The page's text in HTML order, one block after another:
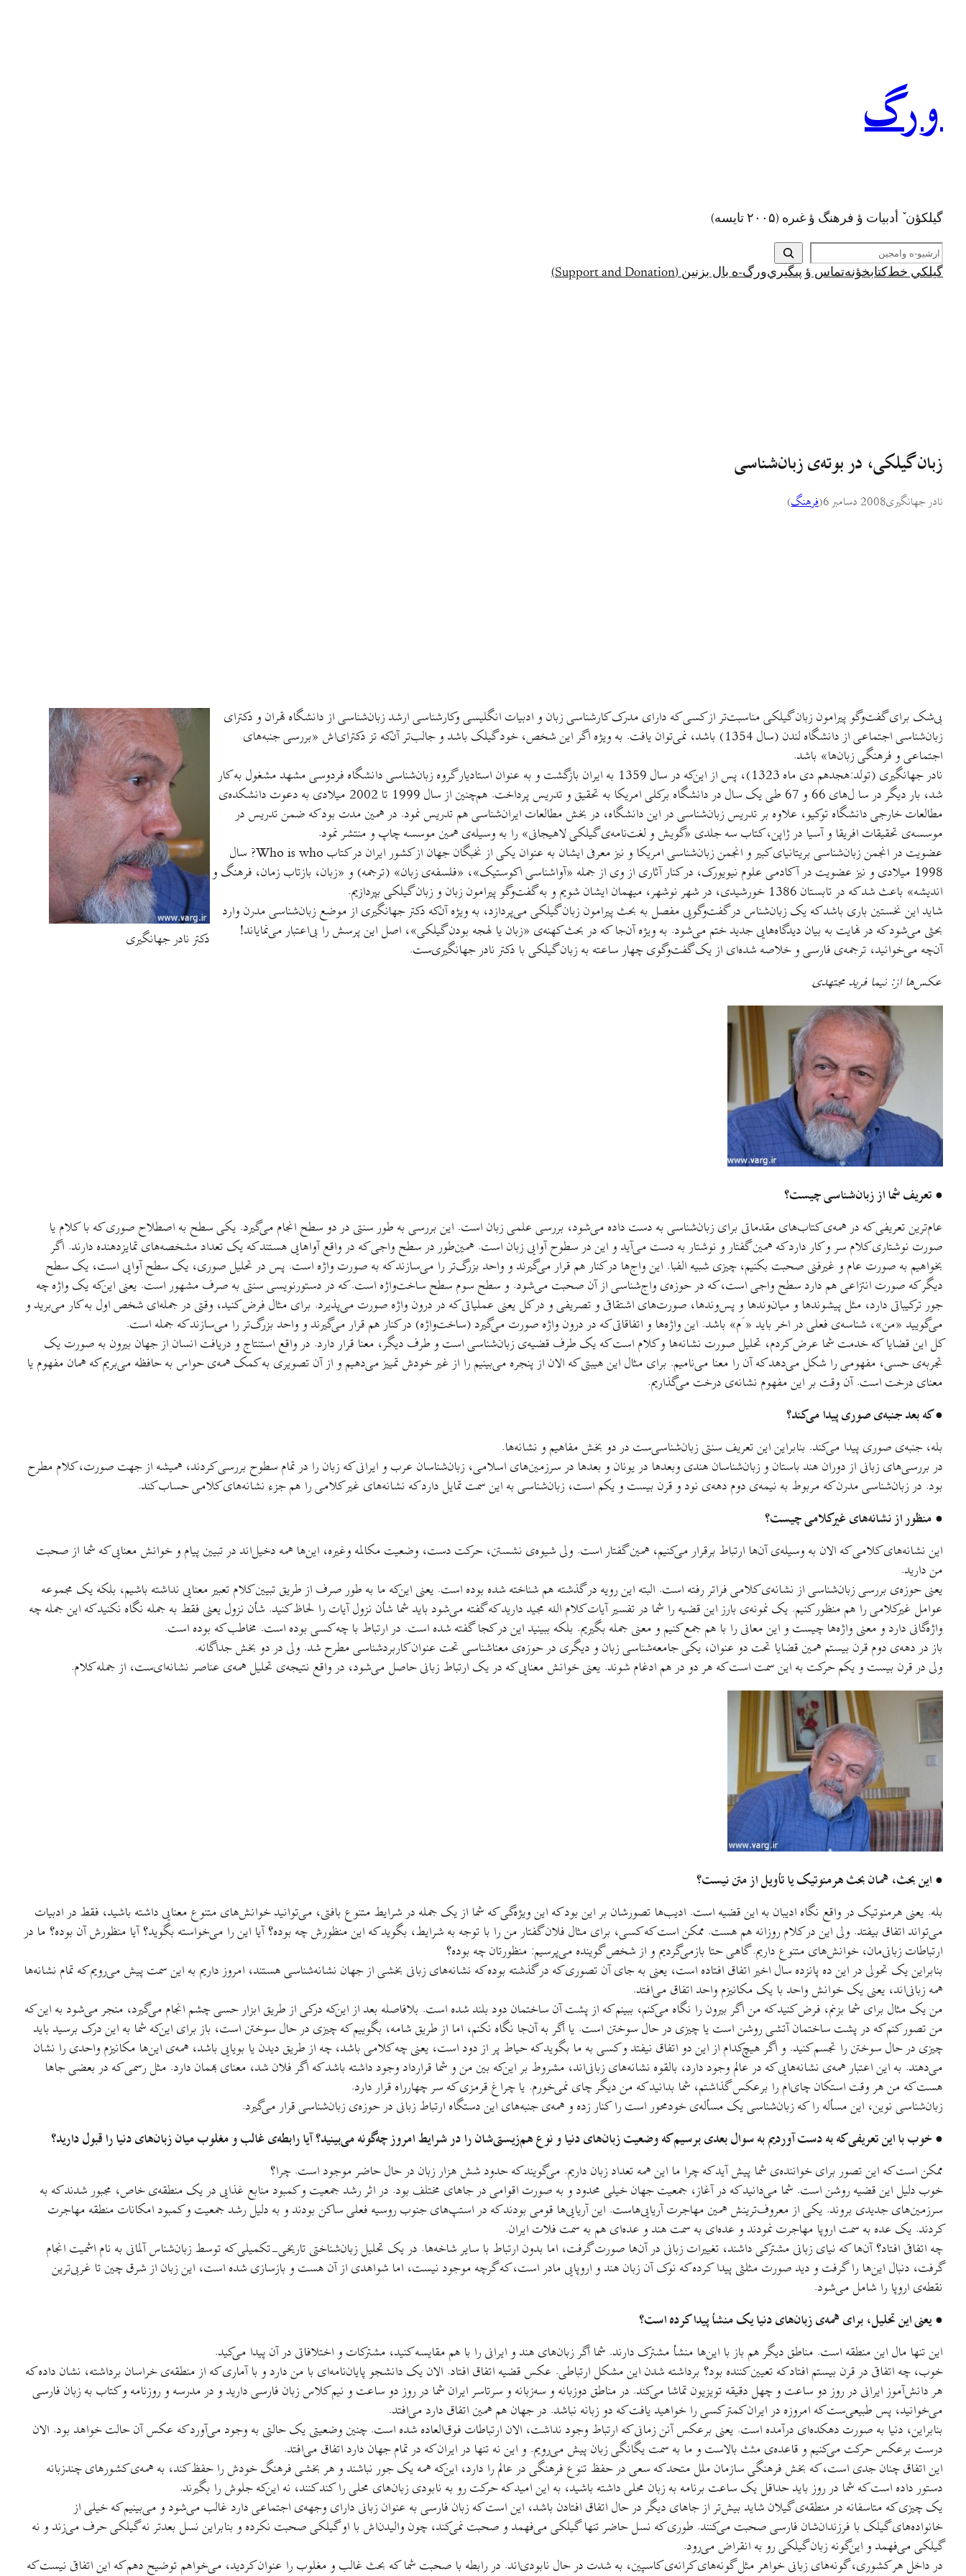
ورگ
گيلکؤن ٚ أدبیات ؤ فرهنگ ؤ غىره (۲۰۰۵ تايسه)
ج
س
تگيلکي خط کتابخؤنهتماس ؤ پىگيريورگ-ه بال بزنين (Support and Donation)
زبان گيلکی، در بوته‌ی زبان‌شناسی
نادر جهانگیری2008 دسامبر 6 (فرهنگ)
دکتر نادر جهانگیری
بی‌شک برای گفت‌وگو پيرامون زبان گيلکی مناسبت‌تر از کسی که دارای مدرک کارشناسی زبان و ادبيات انگليسی وکارشناسی ارشد زبان‌شناسی از دانشگاه تهران و دکترای
زبان‌شناسی اجتماعی از دانشگاه لندن (سال 1354) باشد، نمی‌توان يافت. به ويژه اگر اين شخص، خود گيلک باشد و جالب‌تر آن‌که تز دکترای‌اش «بررسی جنبه‌های
اجتماعی و فرهنگی زبان‌ها» باشد.
نادر جهانگيری (تولد:هجدهم دی ماه 1323)، پس از اين‌که در سال 1359 به ايران بازگشت و به عنوان استاديار گروه زبان‌شناسی دانشگاه فردوسی مشهد مشغول به کار
شد، بار ديگر در سا ل‌‌های 66 و 67 طی يک سال در دانشگاه برکلی امريکا به تحقيق و تدريس پرداخت. هم‌چنين از سال 1999 تا 2002 ميلادی به دعوت دانشکده‌ی
مطالعات خارجی دانشگاه توکيو، علاوه بر تدريس زبان‌شناسی در اين دانشگاه، در بخش مطالعات ايران‌شناسی هم تدريس نمود. در همين مدت بود که ضمن تدريس در
موسسه‌ی تحقيقات افريقا و آسيا در ژاپن، کتاب سه جلدی «گويش و لغت‌نامه‌ی گيلکی لاهيجانی» را به وسيله‌ی همين موسسه چاپ و منتشر نمود.
عضويت در انجمن زبان‌شناسی بريتانيای کبير و انجمن زبان‌شناسی امريکا و نيز معرفی ايشان به عنوان يکی از نخبگان جهان از کشور ايران در کتاب Who is who? سال
1998 ميلادی و نيز عضويت در آکادمی علوم نيويورک، در کنار آثاری از وی از جمله «آواشناسی اکوستيک»، «فلسفه‌ی زبان» (ترجمه) و «زبان، بازتاب زمان، فرهنگ و
انديشه» باعث شد که در تابستان 1386 خورشيدی، در شهر نوشهر، ميهمان ايشان شويم و به گفت‌وگو پيرامون زبان و زبان گيلکی بپردازيم.
شايد اين نخستين باری باشد که يک زبان‌شناس در گفت‌وگويی مفصل به بحث پيرامون زبان گيلکی می‌پردازد، به ويژه آن‌که دکتر جهانگيری از موضع زبان‌شناسی مدرن وارد
بحثی می‌شود که در نهايت به بيان ديدگاه‌هايی جديد ختم می‌شود. به ويژه آن‌جا که در بحث کهنه‌ی «زبان يا لهجه بودن گيلکی»، اصل اين پرسش را بی‌اعتبار می‌نماياند!
آن‌چه می‌خوانيد، ترجمه‌ی فارسی و خلاصه شده‌ای از يک گفت‌وگوی چهار ساعته به زبان گيلکی با دکتر نادر جهانگيری‌ست.
عکس‌ها از: نیما فرید مجتهدی
● تعريف شما از زبان‌شناسی چيست؟
عام‌ترين تعريفی که در همه‌ی کتاب‌های مقدماتی برای زبان‌شناسی به دست داده می‌شود، بررسی علمی زبان است. اين بررسی به طور سنتی در دو سطح انجام می‌گيرد. يکی سطح به اصطلاح صوری که با کلام يا
صورت نوشتاری کلام سر و کار دارد که همين گفتار و نوشتار به دست می‌آيد و اين در سطوح آوايی زبان است. همين‌طور در سطح واجی که در واقع آواهايی هستند که يک تعداد مشخصه‌های تمايزدهنده دارند. اگر
بخواهيم به صورت عام و غيرفنی صحبت بکنيم، چيزی شبيه الفبا. اين واج‌ها در کنار هم قرار می‌گيرند و واحد بزرگ‌تر را می‌سازند که به صورت واژه است. پس در تحليل صوری، يک سطح آوايی است، يک سطح
ديگر که صورت انتزاعی هم دارد سطح واجی است، که در حوزه‌ی واج‌شناسی از آن صحبت می‌شود. و سطح سوم سطح ساخت‌واژه است. که در دستورنويسی سنتی به صرف مشهور است. يعنی اين‌که يک واژه چه
جور ترکيباتی دارد، مثل پيشوندها و ميان‌وندها و پس‌وندها، صورت‌های اشتقاقی و تصريفی و در کل يعنی عملياتی که در درون واژه صورت می‌پذيرد. برای مثال فرض کنيد، وقتی در جمله‌ای شخص اول به کار می‌بريد و
می‌گوييد «من»، شناسه‌ی فعلی در اخر بايد « َم» باشد. اين واژه‌ها و اتفاقاتی که در درون واژه صورت می‌گيرد (ساخت‌واژه) در کنار هم قرار می‌گيرند و واحد بزرگ‌تر را می‌سازند که جمله است.
کل این قضايا که خدمت شما عرض کردم، تحليل صورت نشانه‌ها و کلام است که يک طرف قضيه‌ی زبان‌شناسی است و طرف ديگر، معنا قرار دارد. در واقع استنتاج و دريافت انسان از جهان بيرون به صورت يک
تجربه‌ی حسی، مفهومی را شکل می‌دهد که آن را معنا می‌ناميم. برای مثال اين هيبتی که الان از پنجره می‌بينيم را از غير خودش تمييز می‌دهيم و از آن تصويری به کمک همه‌ی حواس به حافظه می‌بريم که همان مفهوم يا
معنای درخت است. آن وقت بر اين مفهوم نشانه‌ی درخت می‌گذاريم.
● که بعد جنبه‌ی صوری پيدا می‌کند؟
بله، جنبه‌ی صوری پيدا می‌کند. بنابراين این تعريف سنتی زبان‌شناسی‌ست در دو بخش مفاهيم و نشانه‌ها.
در بررسی‌های زبانی از دوران هند باستان و زبان‌شناسان هندی وبعدها در يونان و بعدها در سرزمين‌های اسلامی، زبان‌شناسان عرب و ايرانی که زبان را در تمام سطوح بررسی کردند، هميشه از جهت صورت، کلام مطرح
بود. در زبان‌شناسی مدرن که مربوط به نيمه‌ی دوم دهه‌ی نود و قرن بيست و يکم است، زبان‌شناسی به اين سمت تمايل دارد که نشانه‌های غير کلامی را هم جزء نشانه‌های کلامی حساب کند.
● منظور از نشانه‌های غيرکلامی چيست؟
اين نشانه‌های کلامی که الان به وسيله‌ی آن‌ها ارتباط برقرار می‌کنيم، همين گفتار است. ولی شيوه‌ی نشستن، حرکت دست، وضعيت مکالمه وغيره، اين‌ها همه دخيل‌اند در تبيين پيام و خوانش معنايی که شما از صحبت
من داريد.
يعنی حوزه‌ی بررسی زبان‌شناسی از نشانه‌ی کلامی فراتر رفته است. البته اين رويه در گذشته هم شناخته شده بوده است. يعنی اين‌که ما به طور صرف از طريق تبيين کلام تعبير معنايی نداشته باشيم، بلکه يک مجموعه
عوامل غيرکلامی را هم منظور کنيم. يک نمونه‌ی بارز اين قضيه را شما در تفسير آيات کلام الله مجيد داريد که گفته می‌شود بايد شما شأن نزول آيات را لحاظ کنيد. شأن نزول يعنی فقط به جمله نگاه نکنيد که اين جمله چه
واژه‌گانی دارد و معنی واژه‌ها چيست و اين معانی را با هم جمع کنيم و معنی جمله بگيريم. بلکه ببينيد اين در کجا گفته شده است. در ارتباط با چه کسی بوده است. مخاطب که بوده است.
باز در دهه‌ی دوم قرن بيستم همين قضايا تحت دو عنوان، يکی جامعه‌شناسی زبان و ديگری در حوزه‌ی معناشناسی تحت عنوان کاربردشناسی مطرح شد. ولی در دو بخش جداگانه.
ولی در قرن بيست و يکم حرکت به این سمت است که هر دو در هم ادغام شوند. يعنی خوانش معنايی که در يک ارتباط زبانی حاصل می‌شود، در واقع نتيجه‌ی تحليل همه‌ی عناصر نشانه‌ای‌ست، از جمله کلام.
● اين بحث، همان بحث هرمنوتيک يا تأويل از متن نيست؟
بله. يعنی هرمنوتيک در واقع نگاه اديبان به این قضيه است. اديب‌ها تصورشان بر اين بود که اين ويژه‌گی که شما از يک جمله در شرايط متنوع بافتی، می‌توانيد خوانش‌های متنوع معنايی داشته باشيد، فقط در ادبیات
می‌تواند اتفاق بيفتد. ولی این در کلام روزانه هم هست. ممکن است که کسی، برای مثال فلان گفتار من را با توجه به شرايط، بگويد که اين منظورش چه بوده؟ آيا اين را می‌خواسته بگويد؟ آيا منظورش آن بوده؟ ما در
ارتباطات زبانی‌مان، خوانش‌های متنوع داريم. گاهی حتا بازمی‌گرديم و از شخص گوينده می‌پرسيم: منظورتان چه بوده؟
بنابراين يک تحولی در این ده پانزده سال اخير اتفاق افتاده است، يعنی به جای آن تصوری که در گذشته بوده که نشانه‌های زبانی بخشی از جهان نشانه‌شناسی هستند، امروز داریم به این سمت پيش می‌رويم که تمام نشانه‌ها
همه زبانی‌اند، يعنی يک خوانش واحد با يک مکانيزم واحد اتفاق می‌افتد.
من يک مثال برای شما بزنم، فرض کنيد که من اگر بيرون را نگاه می‌کنم، ببينم که از پشت آن ساختمان دود بلند شده است. بلافاصله بعد از اين‌که درکی از طريق ابزار حسی چشم انجام می‌گيرد، منجر می‌شود به اين که
من تصور کنم که در پشت ساختمان آتشی روشن است يا چيزی در حال سوختن است. يا اگر به آن‌جا نگاه نکنم، اما از طريق شامه، بگوييم که چيزی در حال سوختن است، باز برای اين‌که شما به این درک برسيد بايد
چيزی در حال سوختن را تجسم کنيد. و اگر هيچ‌کدام از اين دو اتفاق نيفتد و کسی به ما بگويد که حياط پر از دود است، يعنی چه کلامی باشد، چه از طريق ديدن يا بويايی باشد، همه‌ی این‌ها مکانيزم واحدی را نشان
می‌دهند. به اين اعتبار همه‌ی نشانه‌هايی که در عالم وجود دارد، بالقوه نشانه‌های زبانی‌اند، مشروط بر اين‌که بين من و شما قرارداد وجود داشته باشد که اگر فلان شد، معنای بهمان دارد. مثل رسمی که در بعضی جاها
هست که من هر وقت استکان چای‌ام را برعکس گذاشتم، شما بدانيد که من ديگر چای نمی‌خورم. يا چراغ قرمزی که سر چهارراه قرار دارد.
زبان‌شناسی نوين، اين مسأله را که زبان‌شناسی يک مسأله‌ی خودمحور است را کنار زده و همه‌ی جنبه‌های اين دستگاه ارتباط زبانی در حوزه‌ی زبان‌شناسی قرار می‌گيرد.
● خوب با اين تعريفی که به دست آورديم به سوال بعدی برسيم که وضعيت زبان‌های دنيا و نوع هم‌زيستی‌شان را در شرايط امروز چه‌گونه می‌بينيد؟ آيا رابطه‌ی غالب و مغلوب ميان زبان‌های دنيا را قبول داريد؟
ممکن است که اين تصور برای خواننده‌ی شما پيش آيد که چرا ما اين همه تعداد زبان داريم. می‌گويند که حدود شش هزار زبان در حال حاضر موجود است. چرا؟
خوب دليل اين قضيه روشن است. شما می‌دانيد که در آغاز، جمعيت جهان خيلی محدود و به صورت اقوامی در جاهای مختلف بود. در اثر رشد جمعيت و کمبود منابع غذايی در يک منطقه‌ی خاص، مجبور شدند که به
سرزمين‌های جديدی بروند. يکی از معروف‌ترينش همين مهاجرت آريايی‌هاست. اين آريايی‌ها قومی بودند که در استپ‌های جنوب روسيه فعلی ساکن بودند و به دليل رشد جمعيت و کمبود امکانات منطقه مهاجرت
کردند. يک عده به سمت اروپا مهاجرت نمودند و عده‌ای به سمت هند و عده‌ای هم به سمت فلات ايران.
چه اتفاقی افتاد؟ آن‌ها که نيای زبانی مشترکی داشند، تغييرات زبانی در آن‌ها صورت گرفت، اما بدون ارتباط با ساير شاخه‌ها. در يک تحليل زبان‌شناختی تاريخی-تکميلی که توسط زبان‌شناس آلمانی به نام اشميت انجام
گرفت، دنبال اين‌ها را گرفت و ديد صورت مثلثی پيدا کرده که نوک آن زبان هند و اروپايی مادر است، که گرچه موجود نيست، اما شواهدی از آن هست و بازسازی شده است، اين زبان از شرق چين تا غربی‌ترين
نقطه‌ی اروپا را شامل می‌شود.
● يعنی اين تحليل، برای همه‌ی زبان‌های دنيا يک منشأ پيدا کرده است؟
اين تنها مال اين منطقه است. مناطق ديگر هم باز با اين‌ها منشأ مشترک دارند. شما اگر زبان‌های هند و ايرانی را با هم مقايسه کنيد، مشترکات و اختلافاتی در آن پيدا می‌کيد.
خوب، چه اتفاقی در قرن بيستم افتاد که تعيين کننده بود؟ برداشته شدن اين مشکل ارتباطی. عکس قضيه اتفاق افتاد. الان يک دانشجو پايان‌نامه‌ای با من دارد و با آماری که از منطقه‌‌ی خراسان برداشته، نشان داده که
هر دانش‌آموز ايرانی در روز دو ساعت و چهل دقيقه تويزيون تماشا می‌کند. در مناطق دوزبانه و سه‌زبانه و سرتاسر ايران شما در روز دو ساعت و نيم کلاس زبان فارسی داريد و در مدرسه و روزنامه و کتاب به زبان فارسی
می‌خوانيد، پس طبيعی‌ست که امروزه در ايران کمتر کسی را خواهيد يافت که دو زبانه نباشد. در جهان هم همين اتفاق دارد می‌افتد.
بنابراين، دنيا به صورت دهکده‌ای درآمده است. يعنی برعکس آنن زمانی که ارتباط وجود نداشت، الان ارتباطات فوق‌العاده شده است. چنين وضعيتی يک حالتی به وجود می‌آورد که عکس آن حالت خواهد بود. الان
درست برعکس حرکت می‌کنيم و قاعده‌ی مثث بالاست و ما به سمت يگانگی زبان پيش می‌رويم. و اين نه تنها در ايران که در تمام جهان دارد اتفاق می‌افتد.
اين اتفاق چنان جدی است، که بخش فرهنگی سازمان ملل متحد که سعی در حفظ تنوع فرهنگی در عالم را دارد، اين‌که همه يک جور نباشند و هر بخشی فرهنگ خودش را حفظ کند، به همه‌ی کشورهای چندزبانه
دستور داده است که شما در روز بايد حداقل يک ساعت برنامه به زبان محلی داشته باشيد، به اين اميد که حرکت رو به نابودی زبان‌های محلی را کند کنند، نه اين‌که جلوش را بگيرند.
يک چيزی که متاسفانه در منطقه‌ی گيلان شايد بيش‌تر از جاهای ديگر در حال اتفاق افتادن باشد، اين است که زبان فارسی به عنوان زبانی دارای وجهه‌ی اجتماعی دارد غالب می‌شود و می‌بينيم که خيلی از
خانواده‌های گيلک با فرزندان‌شان فارسی صحبت می‌کنند. طوری که نسل حاضر تنها گيلکی می‌فهمد و صحبت نمی‌کند، چون واليدن‌اش با او گيلکی صحبت نکرده و بنابراين نسل بعدتر نه گيلکی حرف می‌زند و نه
گيلکی می‌فهمد و اين‌گونه زبان گيلکی رو به انقراض می‌رود.
در داخل هر کشوری، گونه‌های زبانی خواهر مثل گونه‌های کرانه‌ی کاسپين، به شدت در حال نابودی‌اند. در رابطه با صحبت شما که بحث غالب و مغلوب را عنوان کرديد، می‌خواهم توضيح دهم که اين اتفاقی نيست که